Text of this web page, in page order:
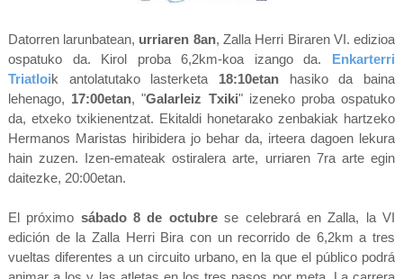
Datorren larunbatean, urriaren 8an, Zalla Herri Biraren VI. edizioa
ospatuko da. Kirol proba 6,2km-koa izango da. Enkarterri
Triatloik antolatutako lasterketa 18:10etan hasiko da baina
lehenago, 17:00etan, "Galarleiz Txiki" izeneko proba ospatuko
da, etxeko txikienentzat. Ekitaldi honetarako zenbakiak hartzeko
Hermanos Maristas hiribidera jo behar da, irteera dagoen lekura
hain zuzen. Izen-emateak ostiralera arte, urriaren 7ra arte egin
daitezke, 20:00etan.
El próximo sábado 8 de octubrese celebrará en Zalla, la VI
edición de la Zalla Herri Bira con un recorrido de 6,2km a tres
vueltas diferentes a un circuito urbano, en la que el público podrá